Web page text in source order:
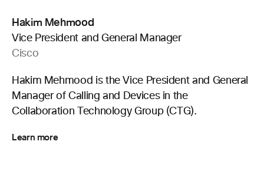
Hakim Mehmood
Vice President and General Manager
Cisco
Hakim Mehmood is the Vice President and General
Manager of Calling and Devices in the
Collaboration Technology Group (CTG).
Learn more